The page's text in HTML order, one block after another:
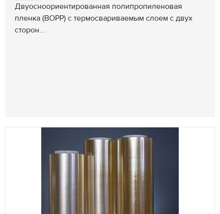
Двуосноориентированная полипропиленовая
пленка (BOPP) с термосвариваемым слоем с двух
сторон...